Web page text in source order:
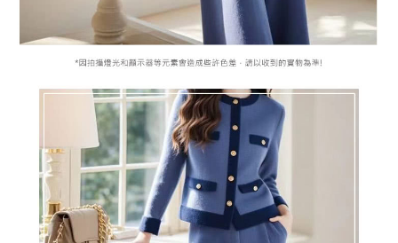
「AFTEE先享後付」，若未經同意申辦者引起之損失，本公司不負相關責
４．使用「AFTEE先享後付」時，將依據個別帳號之用戶狀況，依本公司即
５．嚴禁一人註冊多個帳號或使用他人資訊註冊。若發現惡意使用之情形，
恩沛科技股份有限公司將有權停止該用戶之使用額度並採取法律行動。